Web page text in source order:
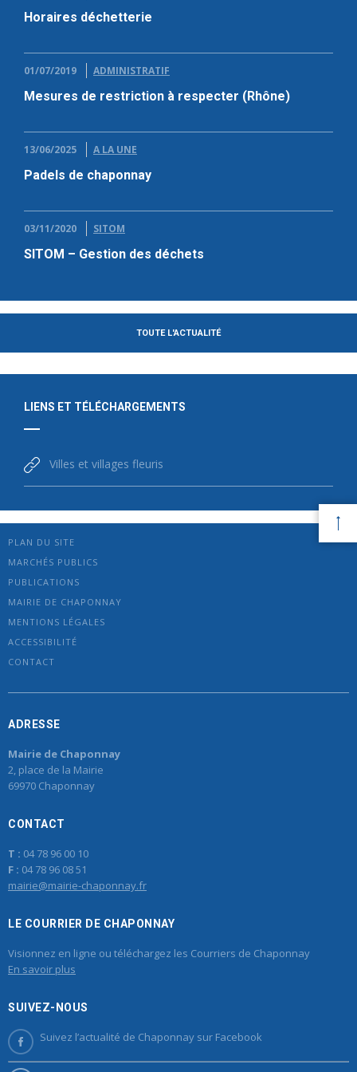
Horaires déchetterie
01/07/2019 ADMINISTRATIF
Mesures de restriction à respecter (Rhône)
13/06/2025 A LA UNE
Padels de chaponnay
03/11/2020 SITOM
SITOM – Gestion des déchets
TOUTE L'ACTUALITÉ
LIENS ET TÉLÉCHARGEMENTS
Villes et villages fleuris
PLAN DU SITE
MARCHÉS PUBLICS
PUBLICATIONS
MAIRIE DE CHAPONNAY
MENTIONS LÉGALES
ACCESSIBILITÉ
CONTACT
ADRESSE
Mairie de Chaponnay
2, place de la Mairie
69970 Chaponnay
CONTACT
T : 04 78 96 00 10
F : 04 78 96 08 51
mairie@mairie-chaponnay.fr
LE COURRIER DE CHAPONNAY
Visionnez en ligne ou téléchargez les Courriers de Chaponnay
En savoir plus
SUIVEZ-NOUS
Suivez l’actualité de Chaponnay sur Facebook